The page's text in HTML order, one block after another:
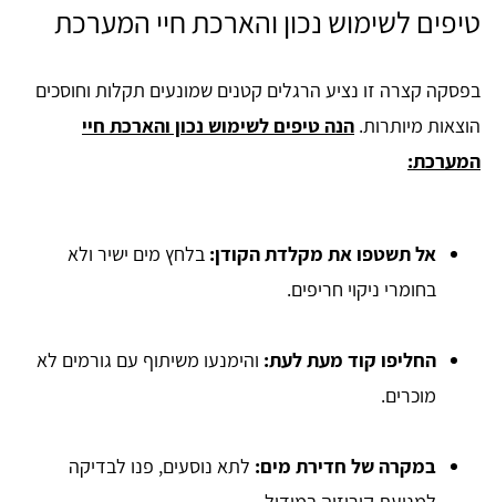
טיפים לשימוש נכון והארכת חיי המערכת
בפסקה קצרה זו נציע הרגלים קטנים שמונעים תקלות וחוסכים
הוצאות מיותרות. הנה טיפים לשימוש נכון והארכת חיי
המערכת:
אל תשטפו את מקלדת הקודן: בלחץ מים ישיר ולא
בחומרי ניקוי חריפים.
החליפו קוד מעת לעת: והימנעו משיתוף עם גורמים לא
מוכרים.
במקרה של חדירת מים: לתא נוסעים, פנו לבדיקה